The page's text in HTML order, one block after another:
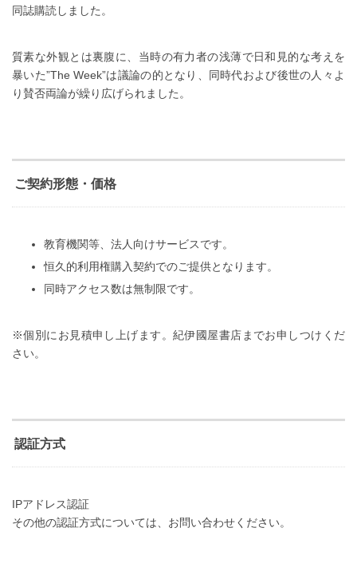
同誌購読しました。
質素な外観とは裏腹に、当時の有力者の浅薄で日和見的な考えを
暴いた”The Week”は議論の的となり、同時代および後世の人々よ
り賛否両論が繰り広げられました。
ご契約形態・価格
教育機関等、法人向けサービスです。
恒久的利用権購入契約でのご提供となります。
同時アクセス数は無制限です。
※個別にお見積申し上げます。紀伊國屋書店までお申しつけくだ
さい。
認証方式
IPアドレス認証
その他の認証方式については、お問い合わせください。